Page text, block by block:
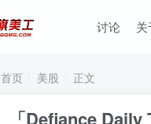
讨论
首页 美股 正文
「Defiance